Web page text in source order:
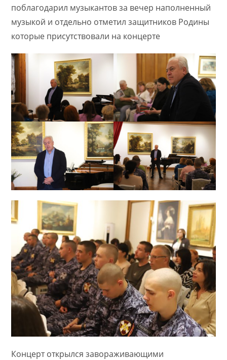
поблагодарил музыкантов за вечер наполненный
музыкой и отдельно отметил защитников Родины
которые присутствовали на концерте
Концерт открылся завораживающими